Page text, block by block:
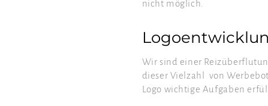
nicht möglich.
Wir sind einer
dieser Vielzahl von
Logo wichtige Aufgaben